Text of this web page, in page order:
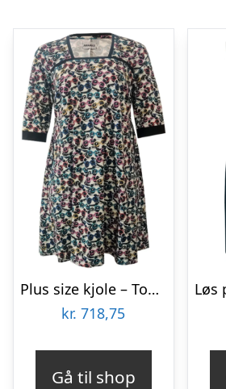
Plus size kjole – Tokyo Cute Panda
kr. 718,75
Gå til shop